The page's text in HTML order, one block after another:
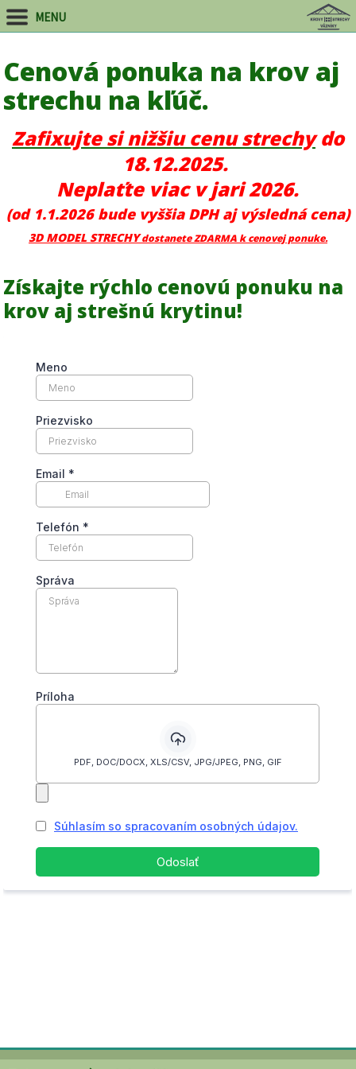
MENU
Cenová ponuka na krov aj
strechu na kľúč.
Zafixujte si nižšiu cenu strechydo
18.12.2025.
Neplaťte viac v jari 2026.
(od 1.1.2026 bude vyššia DPH aj výsledná cena)
3D MODEL STRECHYdostanete ZDARMA k cenovej ponuke.
Získajte rýchlo cenovú ponuku na
krov aj strešnú krytinu!